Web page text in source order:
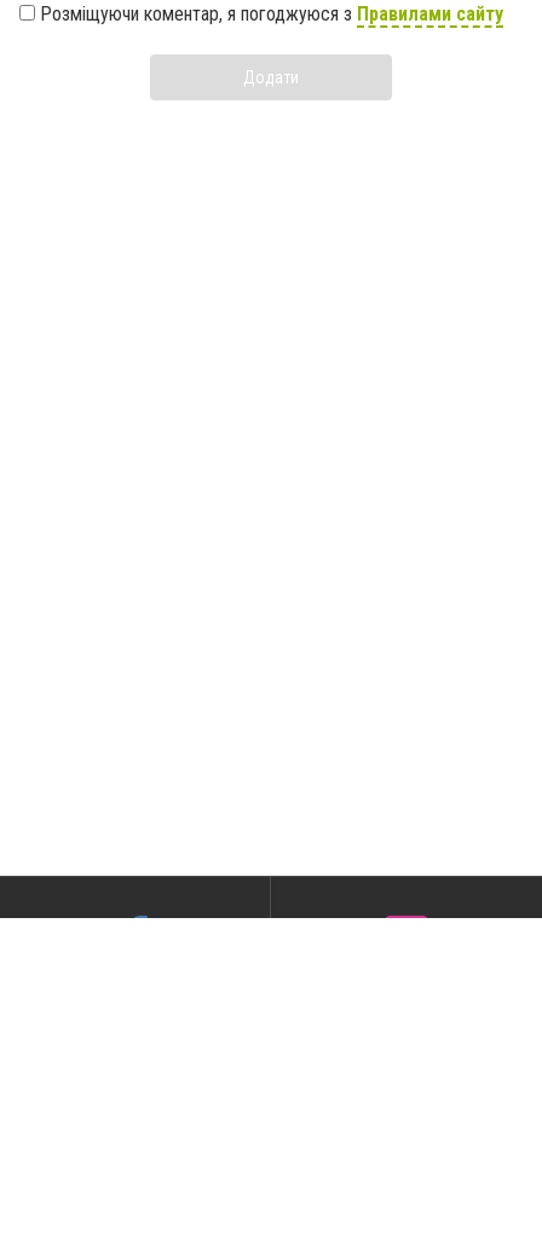
Розміщуючи коментар, я погоджуюся з Правилами сайту
Додати